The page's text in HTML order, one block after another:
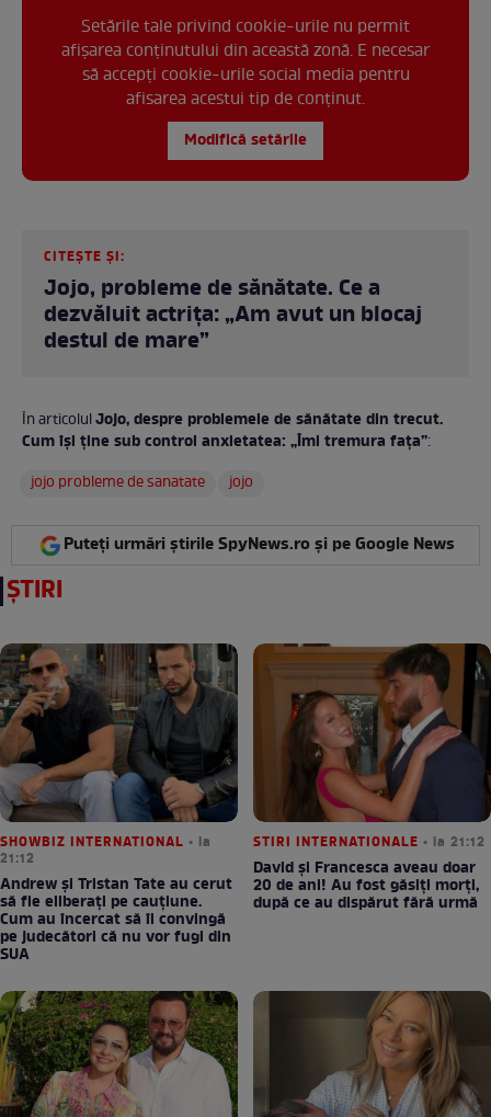
Setările tale privind cookie-urile nu permit
afișarea conținutului din această zonă. E necesar
să accepți cookie-urile social media pentru
afisarea acestui tip de conținut.
Modifică setările
CITEȘTE ȘI:
Jojo, probleme de sănătate. Ce a
dezvăluit actrița: „Am avut un blocaj
destul de mare”
În articolulJojo, despre problemele de sănătate din trecut.
Cum își ține sub control anxietatea: „Îmi tremura fața”:
jojo probleme de sanatate
jojo
Puteți urmări știrile SpyNews.ro și pe Google News
ȘTIRI
SHOWBIZ INTERNATIONAL • la
21:12
Andrew și Tristan Tate au cerut
să fie eliberați pe cauțiune.
Cum au încercat să îi convingă
pe judecători că nu vor fugi din
SUA
STIRI INTERNATIONALE • la 21:12
David și Francesca aveau doar
20 de ani! Au fost găsiți morți,
după ce au dispărut fără urmă